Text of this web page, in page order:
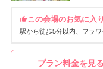
この会場のお気に入
駅から徒歩5分以内 フラ
プラン料金を見る